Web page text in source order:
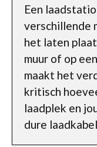
Een
verschillende
het laten
muur of op
maakt het
kritisch
laadplek en
dure